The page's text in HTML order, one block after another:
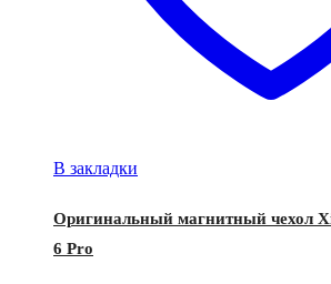
В закладки
Оригинальный магнитный чехол
6 Pro